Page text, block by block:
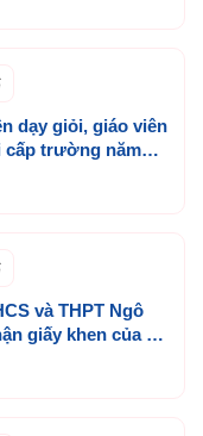
dạy giỏi, giáo viên
cấp trường năm
và THPT Ngô
giấy khen của Sở